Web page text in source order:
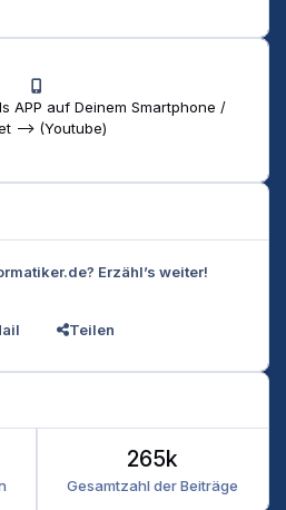
APP auf Deinem Smartphone /
--> (Youtube)
Erzähl’s weiter!
Teilen
Gesamtzahl der Beiträge
265k